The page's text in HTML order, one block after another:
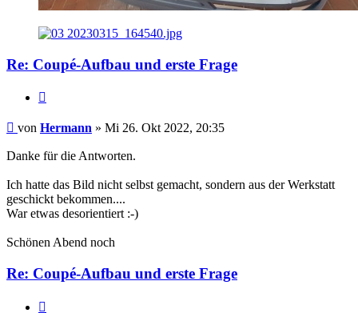
Re: Coupé-Aufbau und erste Frage
von Hermann » Mi 26. Okt 2022, 20:35
Danke für die Antworten.
Ich hatte das Bild nicht selbst gemacht, sondern aus der Werkstatt
geschickt bekommen....
War etwas desorientiert :-)
Schönen Abend noch
Re: Coupé-Aufbau und erste Frage